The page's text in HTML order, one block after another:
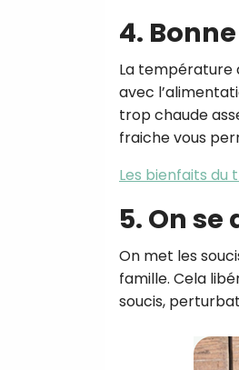
4.
La température
avec
trop chaude
fraiche vous
Les bienfaits du
5. On se
On met les
famille. Cela
soucis,